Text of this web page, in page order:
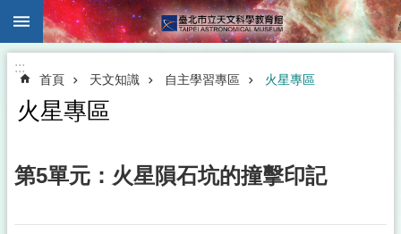
跳到主要內容區塊
:::
首頁 天文知識 自主學習專區 火星專區
火星專區
第5單元：火星隕石坑的撞擊印記